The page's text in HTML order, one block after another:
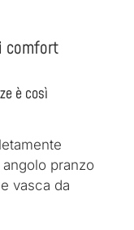
comfort
è così
pranzo
vasca da